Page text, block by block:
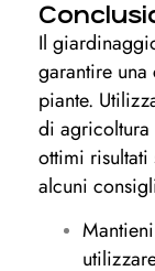
Il
garantire una
piante.
di
ottimi risultati
alcuni